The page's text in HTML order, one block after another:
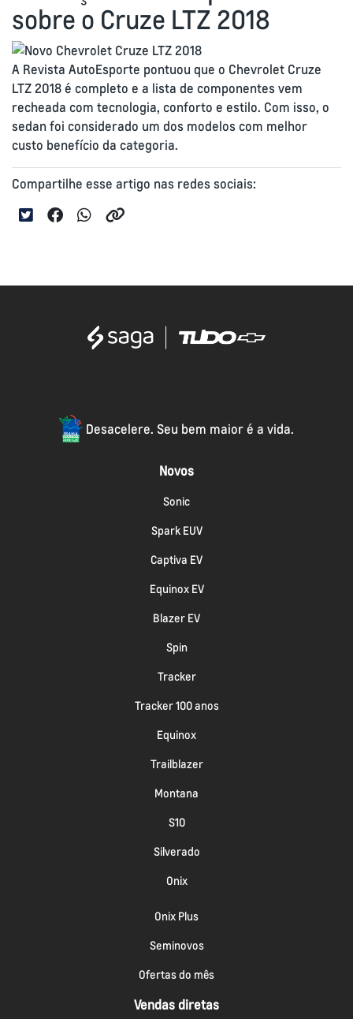
sobre o Cruze LTZ 2018
A Revista AutoEsporte pontuou que o Chevrolet Cruze
LTZ 2018 é completo e a lista de componentes vem
recheada com tecnologia, conforto e estilo. Com isso, o
sedan foi considerado um dos modelos com melhor
custo benefício da categoria.
Compartilhe esse artigo nas redes sociais:
Desacelere. Seu bem maior é a vida.
Novos
Sonic
Spark EUV
Captiva EV
Equinox EV
Blazer EV
Spin
Tracker
Tracker 100 anos
Equinox
Trailblazer
Montana
S10
Silverado
Onix
Onix Plus
Seminovos
Ofertas do mês
Vendas diretas